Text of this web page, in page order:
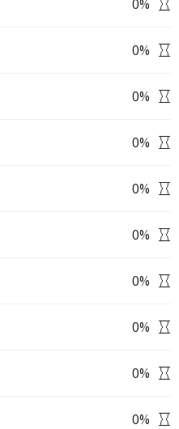
0%
0%
0%
0%
0%
0%
0%
0%
0%
0%
Achieved App?